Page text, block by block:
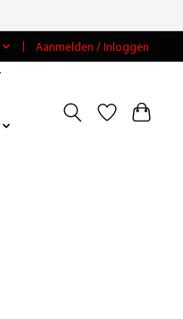
Aanmelden / Inloggen